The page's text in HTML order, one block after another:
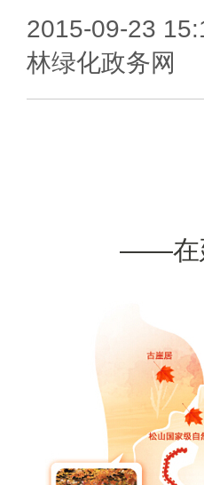
2015-09-23
林绿化政务网
——在